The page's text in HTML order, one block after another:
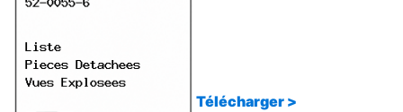
Télécharger >